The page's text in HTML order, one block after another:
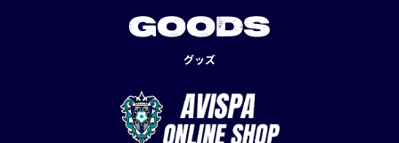
GOODS
グッズ